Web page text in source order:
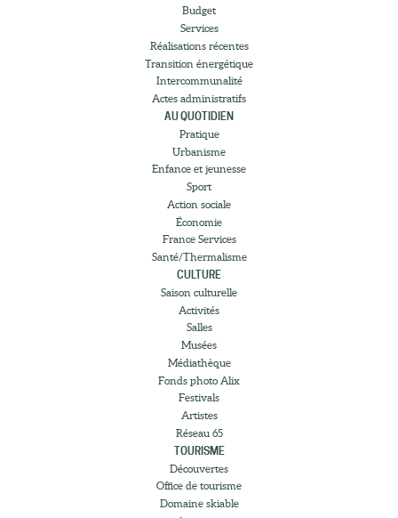
Budget
Services
Réalisations récentes
Transition énergétique
Intercommunalité
Actes administratifs
AU QUOTIDIEN
Pratique
Urbanisme
Enfance et jeunesse
Sport
Action sociale
Économie
France Services
Santé/Thermalisme
CULTURE
Saison culturelle
Activités
Salles
Musées
Médiathèque
Fonds photo Alix
Festivals
Artistes
Réseau 65
TOURISME
Découvertes
Office de tourisme
Domaine skiable